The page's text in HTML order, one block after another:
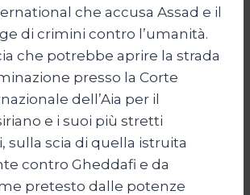
che accusa Assad e il
di crimini contro l’umanità.
che potrebbe aprire la strada
presso la Corte
dell’Aia per il
e i suoi più stretti
sulla scia di quella istruita
contro Gheddafi e da
pretesto dalle potenze